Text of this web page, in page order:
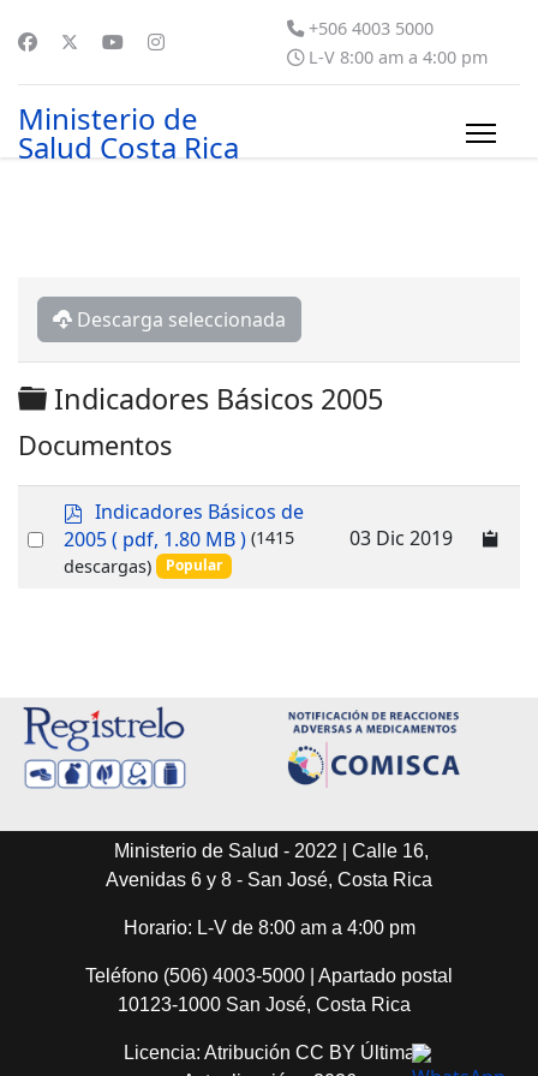
+506 4003 5000
L-V 8:00 am a 4:00 pm
Ministerio de
Salud Costa Rica
Descarga seleccionada
Carpeta
Indicadores Básicos 2005
Documentos
Select
p
d
f
Indicadores Básicos de
2005( pdf, 1.80 MB ) (1415
descargas)
Popular
03 Dic 2019
Ministerio de Salud - 2022 | Calle 16,
Avenidas 6 y 8 - San José, Costa Rica
Horario: L-V de 8:00 am a 4:00 pm
Teléfono (506) 4003-5000 | Apartado postal
10123-1000 San José, Costa Rica
Licencia: Atribución CC BY Última